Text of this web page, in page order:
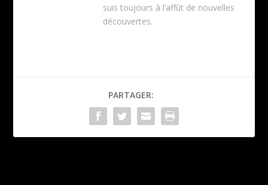
suis toujours à l’affût de nouvelles
découvertes.
PARTAGER: